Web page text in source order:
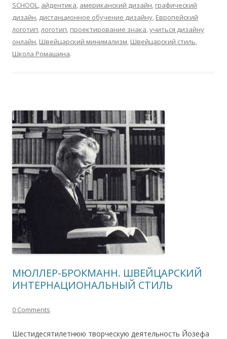
SCHOOL, айдентика, американский дизайн, графический
дизайн, дистанционное обучение дизайну, Европейский
логотип,логотип, проектирование знака,учиться дизайну
онлайн, Швейцарский минимализм, Швейцарский стиль,
Школа Ромашина.
МЮЛЛЕР-БРОКМАНН. ШВЕЙЦАРСКИЙ
ИНТЕРНАЦИОНАЛЬНЫЙ СТИЛЬ
0 Comments
Шестидесятилетнюю творческую деятельность Йозефа